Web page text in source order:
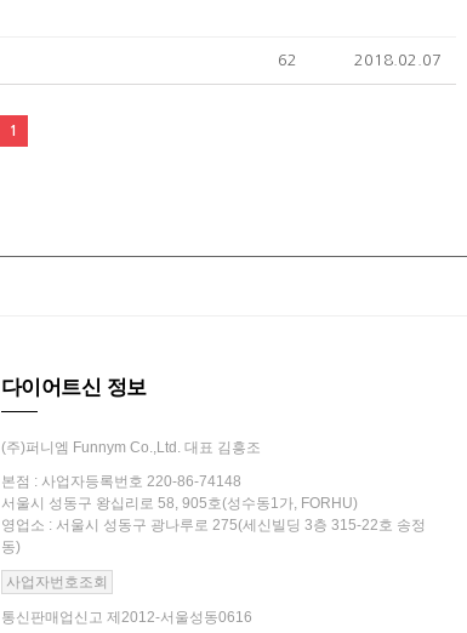
62 2018.02.07
1
다이어트신 정보
(주)퍼니엠 Funnym Co.,Ltd. 대표 김흥조
본점 : 사업자등록번호 220-86-74148
서울시 성동구 왕십리로 58, 905호(성수동1가, FORHU)
영업소 : 서울시 성동구 광나루로 275(세신빌딩 3층 315-22호 송정
동)
사업자번호조회
통신판매업신고 제2012-서울성동0616